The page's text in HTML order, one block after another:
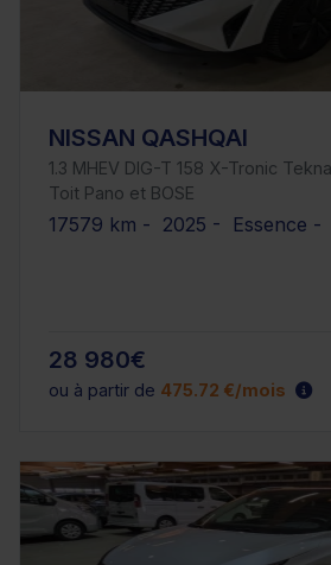
NISSAN QASHQAI
1.3 MHEV DIG-T 158 X-Tronic
Toit Pano et BOSE
17579 km - 2025 - Essence -
28 980€
ou à partir de 475.72 €/mois